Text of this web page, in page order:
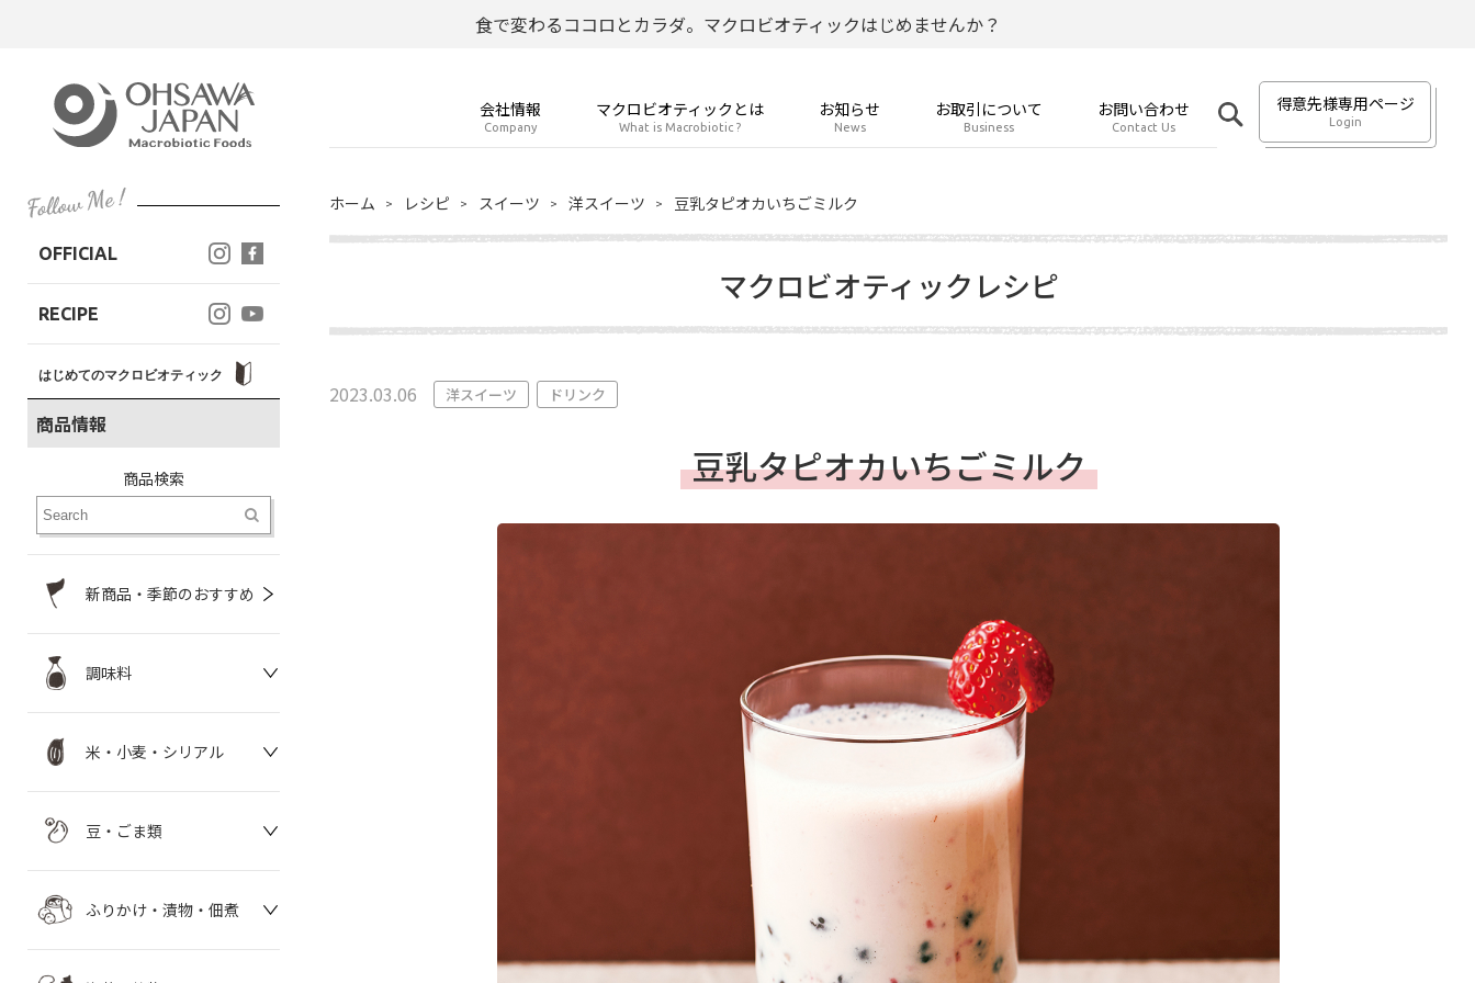
食で変わるココロとカラダ。マクロビオティックはじめませんか？
会社情報
Company
マクロビオティックとは
What is Macrobiotic ?
お知らせ
News
お取引について
Business
お問い合わせ
Contact Us
得意先様専用ページ
Login
OFFICIAL
RECIPE
はじめてのマクロビオティック
商品情報
商品検索
新商品・季節のおすすめ
調味料
米・小麦・シリアル
豆・ごま類
ふりかけ・漬物・佃煮
ホーム レシピ スイーツ 洋スイーツ 豆乳タピオカいちごミルク
マクロビオティックレシピ
2023.03.06 洋スイーツ ドリンク
豆乳タピオカいちごミルク